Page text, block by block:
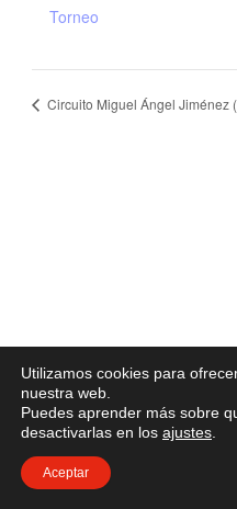
Torneo
Circuito Miguel Ángel Jiménez
Utilizamos cookies para
nuestra web.
Puedes aprender más sobre
desactivarlas en los ajustes
Aceptar